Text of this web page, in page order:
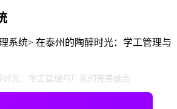
系统> 在泰州的陶醉时光：学工管理与
时光：学工管理与厂家的完美融合